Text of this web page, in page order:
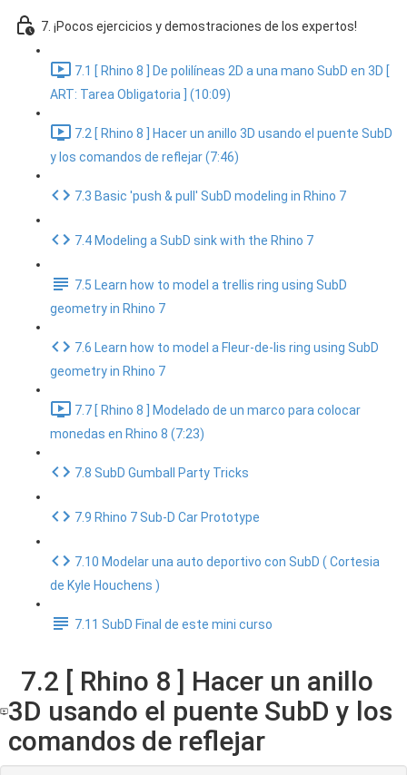
7. ¡Pocos ejercicios y demostraciones de los expertos!
7.1 [ Rhino 8 ] De polilíneas 2D a una mano SubD en 3D [
ART: Tarea Obligatoria ] (10:09)
7.2 [ Rhino 8 ] Hacer un anillo 3D usando el puente SubD
y los comandos de reflejar (7:46)
7.3 Basic 'push & pull' SubD modeling in Rhino 7
7.4 Modeling a SubD sink with the Rhino 7
7.5 Learn how to model a trellis ring using SubD
geometry in Rhino 7
7.6 Learn how to model a Fleur-de-lis ring using SubD
geometry in Rhino 7
7.7 [ Rhino 8 ] Modelado de un marco para colocar
monedas en Rhino 8 (7:23)
7.8 SubD Gumball Party Tricks
7.9 Rhino 7 Sub-D Car Prototype
7.10 Modelar una auto deportivo con SubD ( Cortesia
de Kyle Houchens )
7.11 SubD Final de este mini curso
7.2 [ Rhino 8 ] Hacer un anillo
3D usando el puente SubD y los
comandos de reflejar